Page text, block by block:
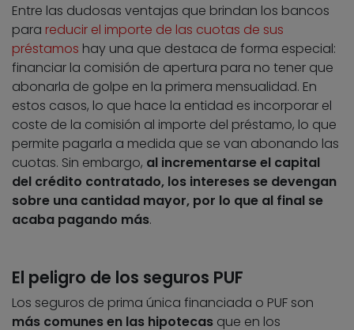
Entre las dudosas ventajas que brindan los bancos
para reducir el importe de las cuotas de sus
préstamos hay una que destaca de forma especial:
financiar la comisión de apertura para no tener que
abonarla de golpe en la primera mensualidad. En
estos casos, lo que hace la entidad es incorporar el
coste de la comisión al importe del préstamo, lo que
permite pagarla a medida que se van abonando las
cuotas. Sin embargo, al incrementarse el capital
del crédito contratado, los intereses se devengan
sobre una cantidad mayor, por lo que al final se
acaba pagando más.
El peligro de los seguros PUF
Los seguros de prima única financiada o PUF son
más comunes en las hipotecas que en los